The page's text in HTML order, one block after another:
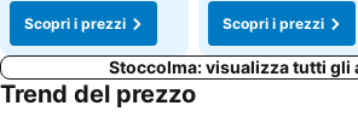
Scopri i prezzi
Scopri i prezzi
Stoccolma: visualizza tutti gli
Trend del prezzo